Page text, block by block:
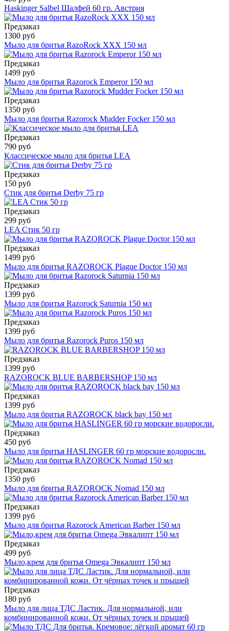
Haskinger Salbel Шалфей 60 гр. Австрия
Предзаказ
1300 руб
Мыло для бритья RazoRock XXX 150 мл
Предзаказ
1499 руб
Мыло для бритья Razorock Emperor 150 мл
Предзаказ
1350 руб
Мыло для бритья Razorock Mudder Focker 150 мл
Предзаказ
790 руб
Классическое мыло для бритья LEA
Предзаказ
150 руб
Стик для бритья Derby 75 гр
Предзаказ
299 руб
LEA Стик 50 гр
Предзаказ
1499 руб
Мыло для бритья RAZOROCK Plague Doctor 150 мл
Предзаказ
1399 руб
Мыло для бритья Razorock Saturnia 150 мл
Предзаказ
1399 руб
Мыло для бритья Razorock Puros 150 мл
Предзаказ
1399 руб
RAZOROCK BLUE BARBERSHOP 150 мл
Предзаказ
1399 руб
Мыло для бритья RAZOROCK black bay 150 мл
Предзаказ
450 руб
Мыло для бритья HASLINGER 60 гр морские водоросли.
Предзаказ
1350 руб
Мыло для бритья RAZOROCK Nomad 150 мл
Предзаказ
1399 руб
Мыло для бритья Razorock American Barber 150 мл
Предзаказ
499 руб
Мыло,крем для бритья Omega Эвкалипт 150 мл
Предзаказ
180 руб
Мыло для лица ТДС Ластик. Для нормальной, или
комбинированной кожи. От чёрных точек и прыщей